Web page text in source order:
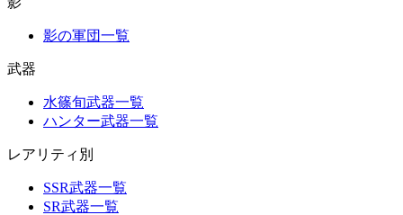
影の軍団一覧
武器
水篠旬武器一覧
ハンター武器一覧
レアリティ別
SSR武器一覧
SR武器一覧